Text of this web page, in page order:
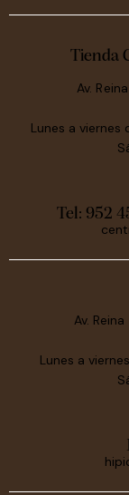
Tienda
Av.
Lunes a
Tel: 952
Av.
Lunes a